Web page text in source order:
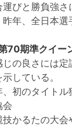
びと勝負強
年、全日本
70期準クイー
の良さには
している。
初のタイトル
会
かるたの大